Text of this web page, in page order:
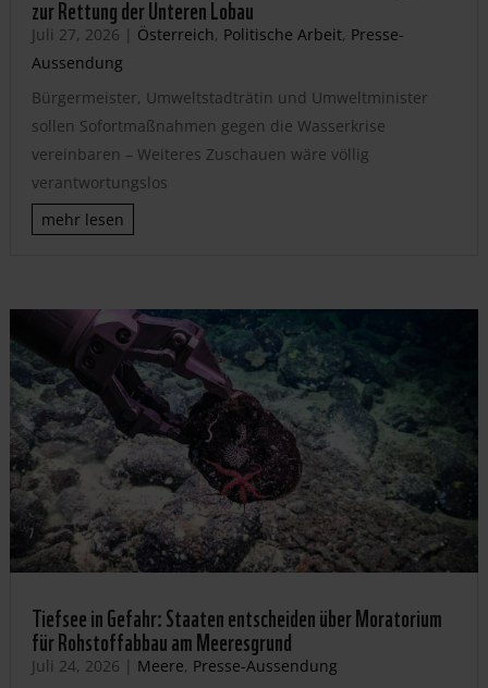
zur Rettung der Unteren Lobau
Juli 27, 2026 | Österreich, Politische Arbeit, Presse-
Aussendung
Bürgermeister, Umweltstadträtin und Umweltminister
sollen Sofortmaßnahmen gegen die Wasserkrise
vereinbaren – Weiteres Zuschauen wäre völlig
verantwortungslos
mehr lesen
Tiefsee in Gefahr: Staaten entscheiden über Moratorium
für Rohstoffabbau am Meeresgrund
Juli 24, 2026 | Meere, Presse-Aussendung